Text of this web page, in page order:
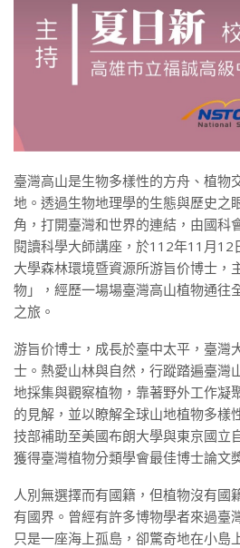
臺灣高山是生物多樣性的方舟、植物
地。透過生物地理學的生態與歷史之
角，打開臺灣和世界的連結，由國科
閱讀科學大師講座，於112年11月12
大學森林環境暨資源所游旨价博士，
物」，經歷一場場臺灣高山植物通往
之旅。
游旨价博士，成長於臺中太平，臺灣
士。熱愛山林與自然，行蹤踏遍臺灣
地採集與觀察植物，靠著野外工作凝
的見解，並以瞭解全球山地植物多樣
技部補助至美國布朗大學與東京國立
獲得臺灣植物分類學會最佳博士論文
人別無選擇而有國籍，但植物沒有國
有國界。曾經有許多博物學者來過臺
只是一座海上孤島，卻驚奇地在小島